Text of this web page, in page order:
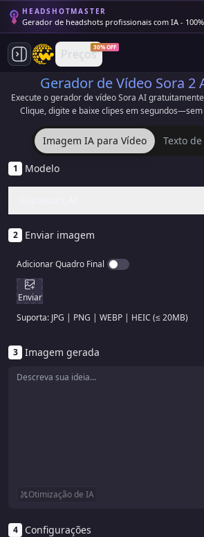
HEADSHOTMASTER
Gerador de headshots profissionais com IA -
Preços30% OFF
Gerador de Vídeo Sora 2
Execute o gerador de vídeo Sora AI
Clique, digite e baixe clipes em
Imagem IA para Vídeo Texto
1 Modelo
2 Enviar imagem
Adicionar Quadro Final
Enviar
Suporta: JPG | PNG | WEBP | HEIC (≤ 20MB)
3 Imagem gerada
Otimização de IA
4 Configurações